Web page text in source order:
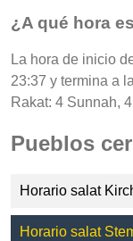
¿A qué hora
La hora de inicio
23:37 y termina a
Rakat: 4 Sunnah,
Pueblos
Horario salat
Horario salat